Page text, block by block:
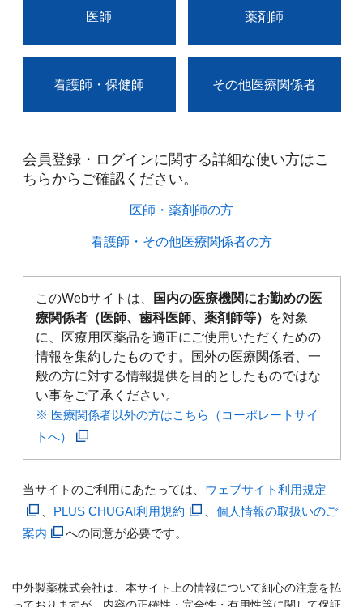
医師 薬剤師
看護師・保健師 その他医療関係者
会員登録・ログインに関する詳細な使い方はこ
ちらからご確認ください。​
医師・薬剤師の方​
看護師・その他医療関係者の方​
このWebサイトは、
国内の医療機関にお勤めの医
療関係者（医師、歯科医師、薬剤師等）
を対象
に、医療用医薬品を適正にご使用いただくための
情報を集約したものです。国外の医療関係者、一
般の方に対する情報提供を目的としたものではな
い事をご了承ください。
※ 医療関係者以外の方はこちら（コーポレートサイ
トへ）
当サイトのご利用にあたっては、 ウェブサイト利用規定
PLUS CHUGAI利用規約
個人情報の取扱いのご
案内
への同意が必要です。
中外製薬株式会社は、本サイト上の情報について細心の注意を払
っておりますが、内容の正確性・完全性・有用性等に関して保証